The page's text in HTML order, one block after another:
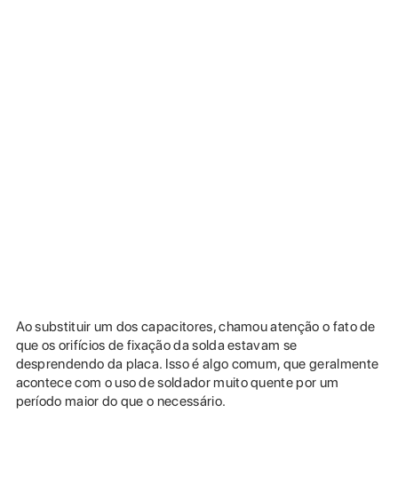
Ao substituir um dos capacitores, chamou atenção o fato de
que os orifícios de fixação da solda estavam se
desprendendo da placa. Isso é algo comum, que geralmente
acontece com o uso de soldador muito quente por um
período maior do que o necessário.